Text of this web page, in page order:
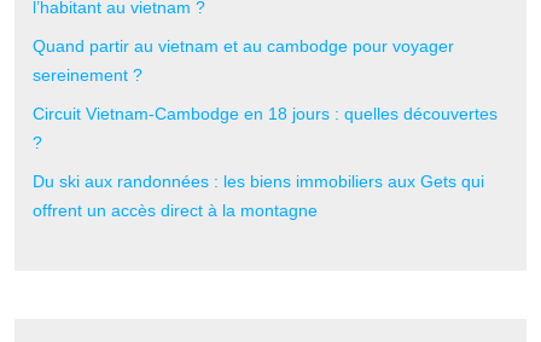
l’habitant au vietnam ?
Quand partir au vietnam et au cambodge pour voyager
sereinement ?
Circuit Vietnam-Cambodge en 18 jours : quelles découvertes
?
Du ski aux randonnées : les biens immobiliers aux Gets qui
offrent un accès direct à la montagne